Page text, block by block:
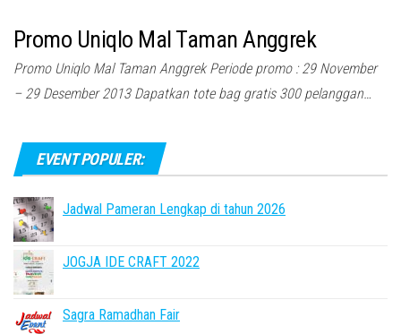
Promo Uniqlo Mal Taman Anggrek
Promo Uniqlo Mal Taman Anggrek Periode promo : 29 November
– 29 Desember 2013 Dapatkan tote bag gratis 300 pelanggan…
EVENT POPULER:
Jadwal Pameran Lengkap di tahun 2026
JOGJA IDE CRAFT 2022
Sagra Ramadhan Fair